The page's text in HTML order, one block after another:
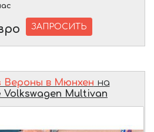
ЗАПРОСИТЬ
Вероны в Мюнхен на
Volkswagen Multivan